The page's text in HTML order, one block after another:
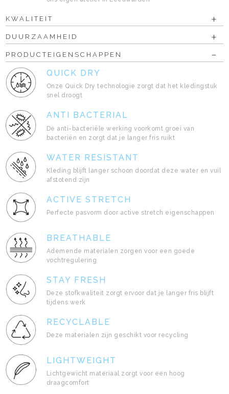
KWALITEIT
DUURZAAMHEID
PRODUCTEIGENSCHAPPEN
QUICK DRY
Onze Quick Dry technologie zorgt dat het kledingstuk
snel droogt
ANTI BACTERIAL
De anti-bacteriële werking voorkomt groei van
bacteriën en zorgt dat je langer fris ruikt
WATER RESISTANT
Kleding blijft langer schoon doordat deze water en vuil
afstotend zijn
ACTIVE STRETCH
Perfecte pasvorm door active stretch eigenschappen
BREATHABLE
Ademende materialen zorgen voor een goede
vochtregulering
STAY FRESH
Deze stofkwaliteit zorgt ervoor dat je langer fris blijft
tijdens werk
RECYCLABLE
Deze materialen zijn geschikt voor recycling
LIGHTWEIGHT
Lichtgewicht materiaal zorgt voor een hoog
draagcomfort